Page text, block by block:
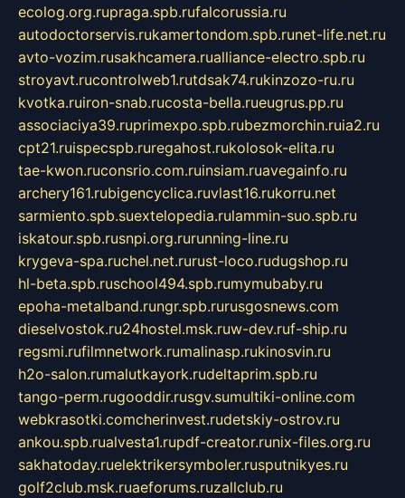
ecolog.org.rupraga.spb.rufalcorussia.ru
autodoctorservis.rukamertondom.spb.runet-life.net.ru
avto-vozim.rusakhcamera.rualliance-electro.spb.ru
stroyavt.rucontrolweb1.rutdsak74.rukinzozo-ru.ru
kvotka.ruiron-snab.rucosta-bella.rueugrus.pp.ru
associaciya39.ruprimexpo.spb.rubezmorchin.ruia2.ru
cpt21.ruispecspb.ruregahost.rukolosok-elita.ru
tae-kwon.ruconsrio.com.ruinsiam.ruavegainfo.ru
archery161.rubigencyclica.ruvlast16.rukorru.net
sarmiento.spb.suextelopedia.rulammin-suo.spb.ru
iskatour.spb.rusnpi.org.rurunning-line.ru
krygeva-spa.ruchel.net.rurust-loco.rudugshop.ru
hl-beta.spb.ruschool494.spb.rumymubaby.ru
epoha-metalband.rungr.spb.rurusgosnews.com
dieselvostok.ru24hostel.msk.ruw-dev.ruf-ship.ru
regsmi.rufilmnetwork.rumalinasp.rukinosvin.ru
h2o-salon.rumalutkayork.rudeltaprim.spb.ru
tango-perm.rugooddir.rusgv.sumultiki-online.com
webkrasotki.comcherinvest.rudetskiy-ostrov.ru
ankou.spb.rualvesta1.rupdf-creator.runix-files.org.ru
sakhatoday.ruelektrikersymboler.rusputnikyes.ru
golf2club.msk.ruaeforums.ruzallclub.ru